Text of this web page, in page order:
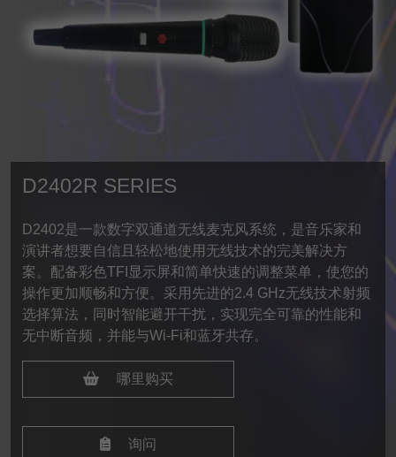
D2402R SERIES
D2402是一款数字双通道无线麦克风系统，是音乐家和
演讲者想要自信且轻松地使用无线技术的完美解决方
案。配备彩色TFI显示屏和简单快速的调整菜单，使您的
操作更加顺畅和方便。采用先进的2.4 GHz无线技术射频
选择算法，同时智能避开干扰，实现完全可靠的性能和
无中断音频，并能与Wi-Fi和蓝牙共存。
哪里购买
询问